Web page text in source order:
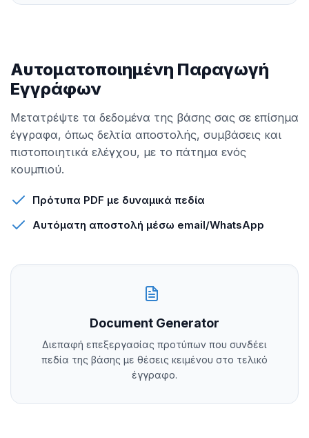
Αυτοματοποιημένη Παραγωγή
Εγγράφων
Μετατρέψτε τα δεδομένα της βάσης σας σε επίσημα
έγγραφα, όπως δελτία αποστολής, συμβάσεις και
πιστοποιητικά ελέγχου, με το πάτημα ενός
κουμπιού.
Πρότυπα PDF με δυναμικά πεδία
Αυτόματη αποστολή μέσω email/WhatsApp
Document Generator
Διεπαφή επεξεργασίας προτύπων που συνδέει
πεδία της βάσης με θέσεις κειμένου στο τελικό
έγγραφο.